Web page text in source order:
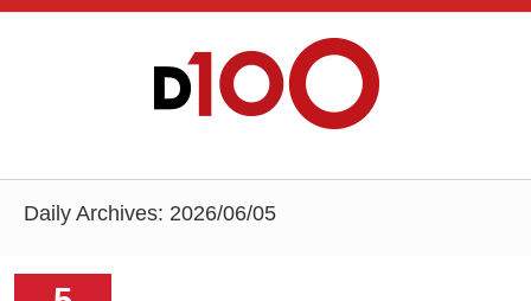
Daily Archives: 2026/06/05